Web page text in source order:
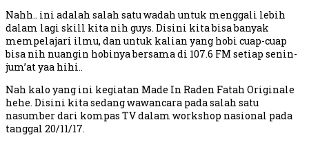
Nahh.. ini adalah salah satu wadah untuk menggali lebih
dalam lagi skill kita nih guys. Disini kita bisa banyak
mempelajari ilmu, dan untuk kalian yang hobi cuap-cuap
bisa nih nuangin hobinya bersama di 107.6 FM setiap senin-
jum’at yaa hihi..
Nah kalo yang ini kegiatan Made In Raden Fatah Originale
hehe. Disini kita sedang wawancara pada salah satu
nasumber dari kompas TV dalam workshop nasional pada
tanggal 20/11/17.